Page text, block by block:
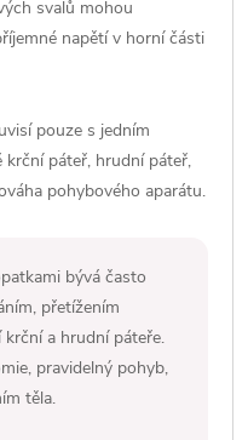
svalů mohou
napětí v horní části
pouze s jedním
krční páteř, hrudní páteř,
pohybového aparátu.
bývá často
přetížením
a hrudní páteře.
pravidelný pohyb,
těla.